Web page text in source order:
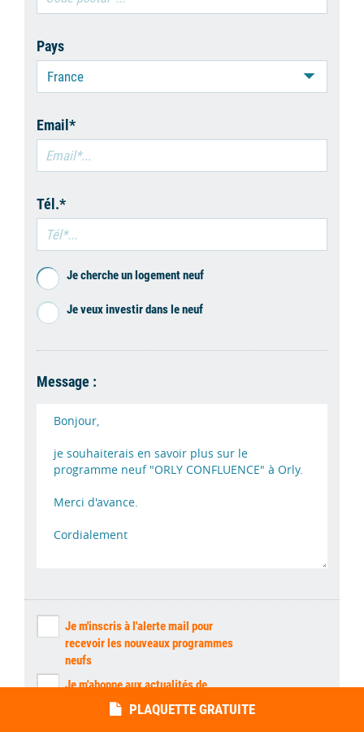
PLAQUETTE GRATUITE
Pays
France
Email*
Tél.*
Je cherche un logement neuf
Je veux investir dans le neuf
Message :
Je m'inscris à l'alerte mail pour
recevoir les nouveaux programmes
neufs
Je m'abonne aux actualités de
l'immobilier neuf